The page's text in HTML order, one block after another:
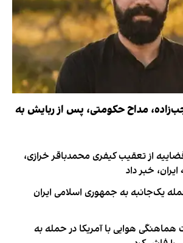
مداح حکومتی، پس از ربایش به
از تعقیب کیفری محمدباقر خرازی،
خبر داد
یک‌جانبه به جمهوری اسلامی ایران
هماهنگی هوایی با آمریکا در حمله به